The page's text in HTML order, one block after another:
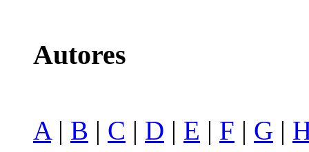
Autores
A| B | C | D | E | F | G |